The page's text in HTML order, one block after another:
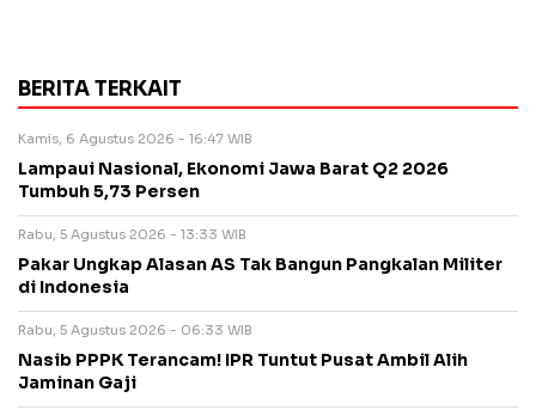
BERITA TERKAIT
Kamis, 6 Agustus 2026 - 16:47 WIB
Lampaui Nasional, Ekonomi Jawa Barat Q2 2026
Tumbuh 5,73 Persen
Rabu, 5 Agustus 2026 - 13:33 WIB
Pakar Ungkap Alasan AS Tak Bangun Pangkalan Militer
di Indonesia
Rabu, 5 Agustus 2026 - 06:33 WIB
Nasib PPPK Terancam! IPR Tuntut Pusat Ambil Alih
Jaminan Gaji